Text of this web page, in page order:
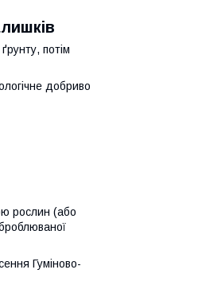
потім
добриво
рослин (або
Гуміново-